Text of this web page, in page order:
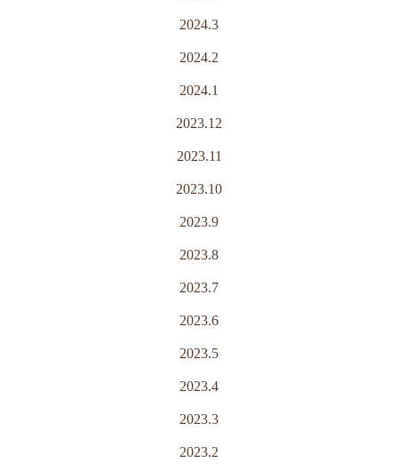
2024.3
2024.2
2024.1
2023.12
2023.11
2023.10
2023.9
2023.8
2023.7
2023.6
2023.5
2023.4
2023.3
2023.2